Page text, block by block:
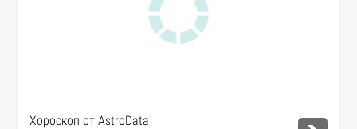
Хороскоп от AstroData